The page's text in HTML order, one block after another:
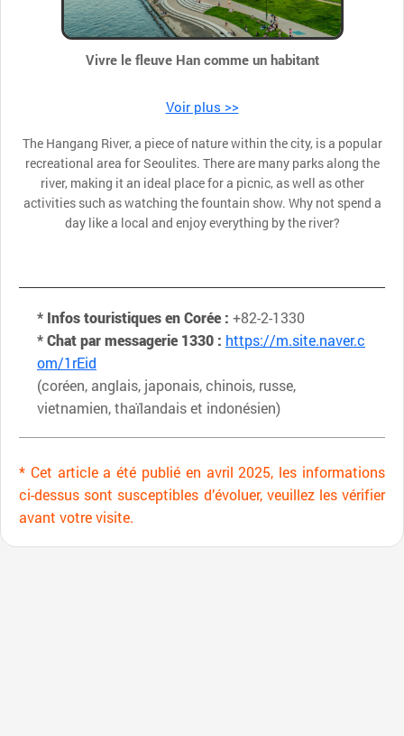
Vivre le fleuve Han comme un habitant
Voir plus >>
The Hangang River, a piece of nature within the city, is a popular
recreational area for Seoulites. There are many parks along the
river, making it an ideal place for a picnic, as well as other
activities such as watching the fountain show. Why not spend a
day like a local and enjoy everything by the river?
* Infos touristiques en Corée : +82-2-1330
* Chat par messagerie 1330 : https://m.site.naver.c
om/1rEid
(coréen, anglais, japonais, chinois, russe,
vietnamien, thaïlandais et indonésien)
* Cet article a été publié en avril 2025, les informations
ci-dessus sont susceptibles d’évoluer, veuillez les vérifier
avant votre visite.